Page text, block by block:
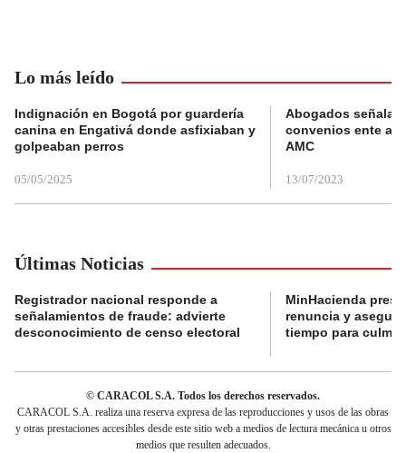
Lo más leído
Indignación en Bogotá por guardería
canina en Engativá donde asfixiaban y
golpeaban perros
05/05/2025
Abogados
convenios ente
AMC
13/07/2023
Últimas Noticias
Registrador nacional responde a
señalamientos de fraude: advierte
desconocimiento de censo electoral
MinHacienda
renuncia y
tiempo para
© CARACOL S.A. Todos los derechos reservados.
CARACOL S.A. realiza una reserva expresa de las reproducciones y usos de las obras
y otras prestaciones accesibles desde este sitio web a medios de lectura mecánica u otros
medios que resulten adecuados.